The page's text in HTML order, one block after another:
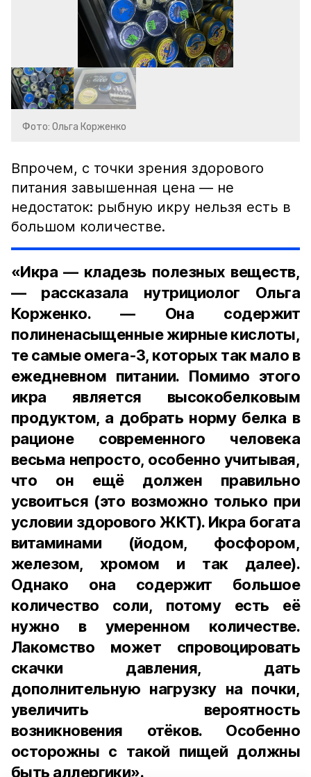
Фото: Ольга Корженко
Впрочем, с точки зрения здорового
питания завышенная цена — не
недостаток: рыбную икру нельзя есть в
большом количестве.
«Икра — кладезь полезных веществ,
— рассказала нутрициолог Ольга
Корженко. — Она содержит
полиненасыщенные жирные кислоты,
те самые омега-3, которых так мало в
ежедневном питании. Помимо этого
икра является высокобелковым
продуктом, а добрать норму белка в
рационе современного человека
весьма непросто, особенно учитывая,
что он ещё должен правильно
усвоиться (это возможно только при
условии здорового ЖКТ). Икра богата
витаминами (йодом, фосфором,
железом, хромом и так далее).
Однако она содержит большое
количество соли, потому есть её
нужно в умеренном количестве.
Лакомство может спровоцировать
скачки давления, дать
дополнительную нагрузку на почки,
увеличить вероятность
возникновения отёков. Особенно
осторожны с такой пищей должны
быть аллергики».